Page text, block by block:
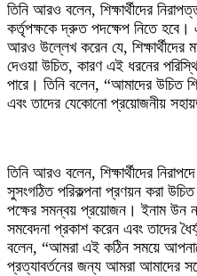
‎তিনি আরও বলেন, শিক্ষার্থীদের
কর্তৃপক্ষকে দ্রুত পদক্ষেপ নিতে
আরও উল্লেখ করেন যে, শিক্ষার্থীদের
দেওয়া উচিত, কারণ এই ধরনের
পারে। তিনি বলেন, “আমাদের উচিত
এবং তাদের যেকোনো প্রয়োজনীয়
‎তিনি আরও বলেন, শিক্ষার্থীদের
সুসংগঠিত পরিকল্পনা প্রণয়ন করা
পক্ষের সমন্বয় প্রয়োজন। ইনাম উন নবী
সমবেদনা প্রকাশ করেন এবং তাদের
বলেন, “আমরা এই কঠিন সময়ে
প্রত্যাবর্তনের জন্য আমরা আমাদের